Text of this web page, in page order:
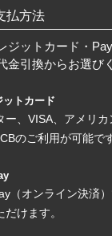
払方法
ジットカード・
金引換からお選び
ットカード
ー、VISA、アメリ
のご利用が可能で
（オンライン決済
だけます。